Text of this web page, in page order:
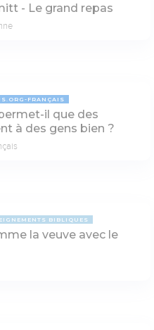
- Le grand repas
FRANÇAIS
il que des
à des gens bien ?
BIBLIQUES
la veuve avec le